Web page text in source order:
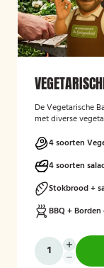
De Vegetarische
met diverse
aangevuld met
stokbrood en
inbegrepen, en
het ophalen van de
4 soorten
4 soorten
Stokbrood +
BBQ +